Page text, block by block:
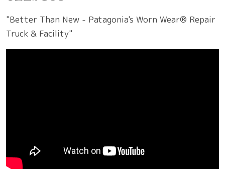
"Better Than New - Patagonia's Worn Wear® Repair
Truck & Facility"